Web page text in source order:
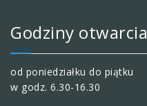
Godziny otwarcia
od poniedziałku do piątku
w godz. 6.30-16.30